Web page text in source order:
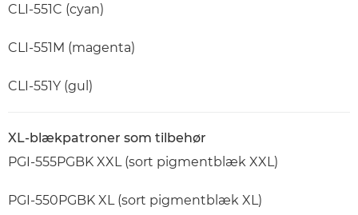
CLI-551C (cyan)
CLI-551M (magenta)
CLI-551Y (gul)
XL-blækpatroner som tilbehør
PGI-555PGBK XXL (sort pigmentblæk XXL)
PGI-550PGBK XL (sort pigmentblæk XL)